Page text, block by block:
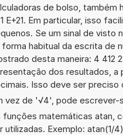
de bolso, também
E+21. Em particular, isso
Se um sinal de visto
forma habitual da escrita de
desta maneira: 4 412
dos resultados, a
Isso deve ser preciso
vez de '√4', pode
funções matemáticas atan,
utilizadas. Exemplo: atan(1/